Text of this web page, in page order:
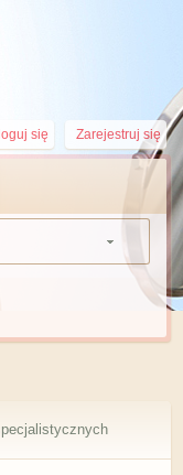
Zarejestruj się
się